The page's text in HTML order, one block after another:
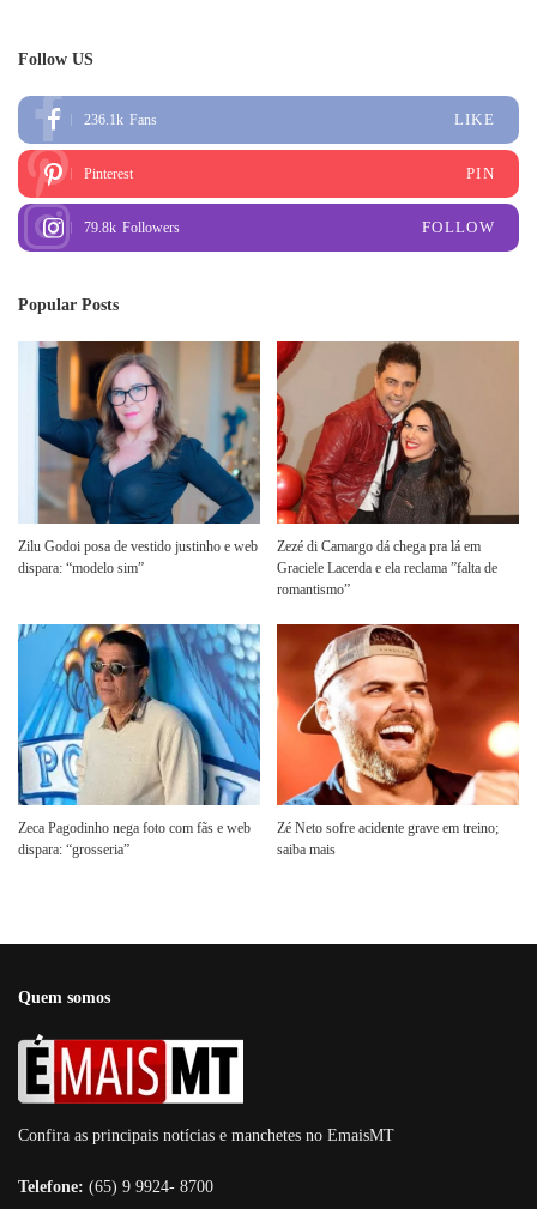
Follow US
236.1k Fans LIKE
Pinterest PIN
79.8k Followers FOLLOW
Popular Posts
Zilu Godoi posa de vestido justinho e web
dispara: “modelo sim”
Zezé di Camargo dá chega pra lá em
Graciele Lacerda e ela reclama ”falta de
romantismo”
Zeca Pagodinho nega foto com fãs e web
dispara: “grosseria”
Zé Neto sofre acidente grave em treino;
saiba mais
Quem somos
Confira as principais notícias e manchetes no EmaisMT
Telefone: (65) 9 9924- 8700